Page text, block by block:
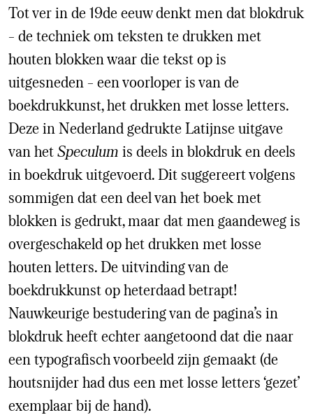
Tot ver in de 19de eeuw denkt men dat blokdruk
– de techniek om teksten te drukken met
houten blokken waar die tekst op is
uitgesneden – een voorloper is van de
boekdrukkunst, het drukken met losse letters.
Deze in Nederland gedrukte Latijnse uitgave
van hetSpeculum is deels in blokdruk en deels
in boekdruk uitgevoerd. Dit suggereert volgens
sommigen dat een deel van het boek met
blokken is gedrukt, maar dat men gaandeweg is
overgeschakeld op het drukken met losse
houten letters. De uitvinding van de
boekdrukkunst op heterdaad betrapt!
Nauwkeurige bestudering van de pagina’s in
blokdruk heeft echter aangetoond dat die naar
een typografisch voorbeeld zijn gemaakt (de
houtsnijder had dus een met losse letters ‘gezet’
exemplaar bij de hand).